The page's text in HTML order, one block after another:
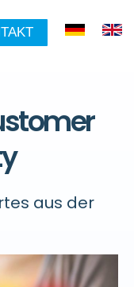
aus der